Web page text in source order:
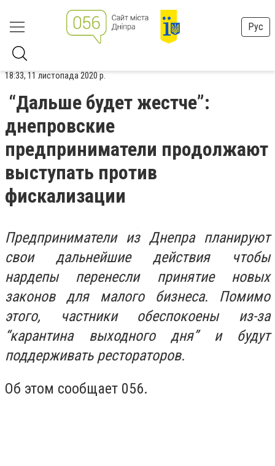
Рус
18:33, 11 листопада 2020 р.
“Дальше будет жестче”:
днепровские
предприниматели продолжают
выступать против
фискализации
Предприниматели из Днепра планируют
свои дальнейшие действия чтобы
нардепы перенесли принятие новых
законов для малого бизнеса. Помимо
этого, частники обеспокоены из-за
“карантина выходного дня” и будут
поддерживать рестораторов.
Об этом сообщает 056.